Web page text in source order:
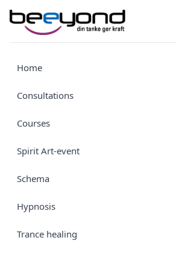
Home
Consultations
Courses
Spirit Art-event
Schema
Hypnosis
Trance healing